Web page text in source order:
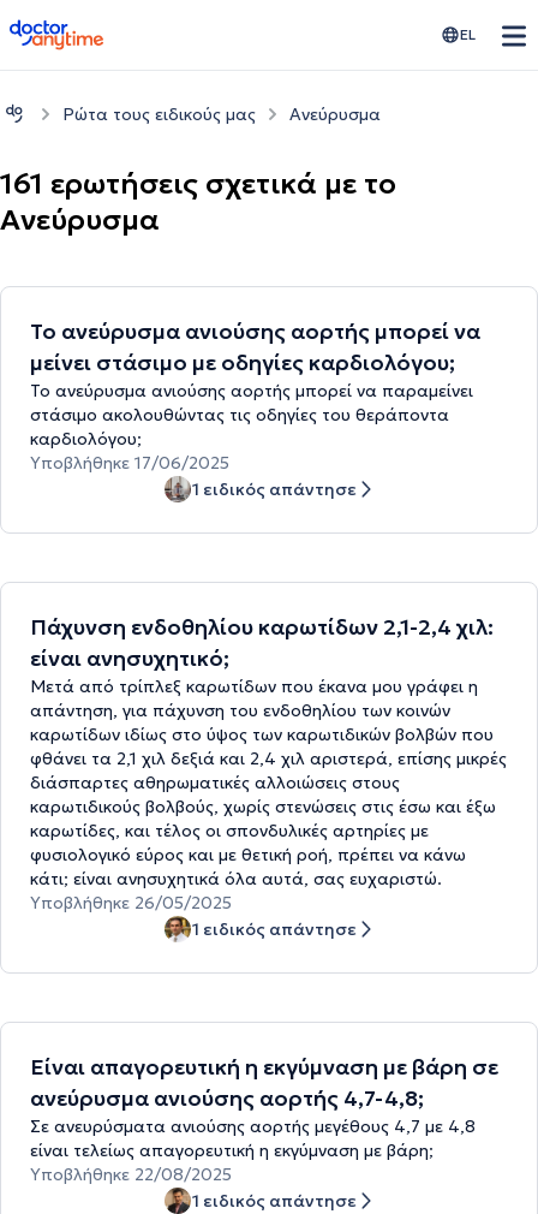
doctoranytime EL
Ρώτα τους ειδικούς μας Ανεύρυσμα
161 ερωτήσεις σχετικά με το
Ανεύρυσμα
Το ανεύρυσμα ανιούσης αορτής μπορεί να
μείνει στάσιμο με οδηγίες καρδιολόγου;
Το ανεύρυσμα ανιούσης αορτής μπορεί να παραμείνει
στάσιμο ακολουθώντας τις οδηγίες του θεράποντα
καρδιολόγου;
Υποβλήθηκε 17/06/2025
1 ειδικός απάντησε
Πάχυνση ενδοθηλίου καρωτίδων 2,1-2,4 χιλ:
είναι ανησυχητικό;
Μετά από τρίπλεξ καρωτίδων που έκανα μου γράφει η
απάντηση, για πάχυνση του ενδοθηλίου των κοινών
καρωτίδων ιδίως στο ύψος των καρωτιδικών βολβών που
φθάνει τα 2,1 χιλ δεξιά και 2,4 χιλ αριστερά, επίσης μικρές
διάσπαρτες αθηρωματικές αλλοιώσεις στους
καρωτιδικούς βολβούς, χωρίς στενώσεις στις έσω και έξω
καρωτίδες, και τέλος οι σπονδυλικές αρτηρίες με
φυσιολογικό εύρος και με θετική ροή, πρέπει να κάνω
κάτι; είναι ανησυχητικά όλα αυτά, σας ευχαριστώ.
Υποβλήθηκε 26/05/2025
1 ειδικός απάντησε
Είναι απαγορευτική η εκγύμναση με βάρη σε
ανεύρυσμα ανιούσης αορτής 4,7-4,8;
Σε ανευρύσματα ανιούσης αορτής μεγέθους 4,7 με 4,8
είναι τελείως απαγορευτική η εκγύμναση με βάρη;
Υποβλήθηκε 22/08/2025
1 ειδικός απάντησε